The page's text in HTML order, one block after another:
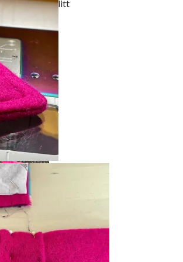
Dette er litt
Jeg
med
– vær
for 😉
så bør
med en
ned lange